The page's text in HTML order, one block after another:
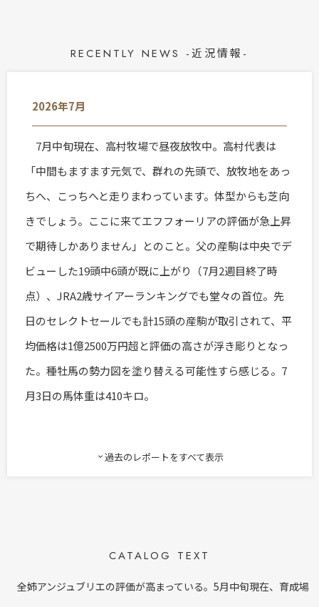
RECENTLY NEWS -近況情報-
2026年7月
7月中旬現在、高村牧場で昼夜放牧中。高村代表は
「中間もますます元気で、群れの先頭で、放牧地をあっ
ちへ、こっちへと走りまわっています。体型からも芝向
きでしょう。ここに来てエフフォーリアの評価が急上昇
で期待しかありません」とのこと。父の産駒は中央でデ
ビューした19頭中6頭が既に上がり（7月2週目終了時
点）、JRA2歳サイアーランキングでも堂々の首位。先
日のセレクトセールでも計15頭の産駒が取引されて、平
均価格は1億2500万円超と評価の高さが浮き彫りとなっ
た。種牡馬の勢力図を塗り替える可能性すら感じる。7
月3日の馬体重は410キロ。
expand_more 過去のレポートをすべて表示
CATALOG TEXT
全姉アンジュブリエの評価が高まっている。5月中旬現在、育成場